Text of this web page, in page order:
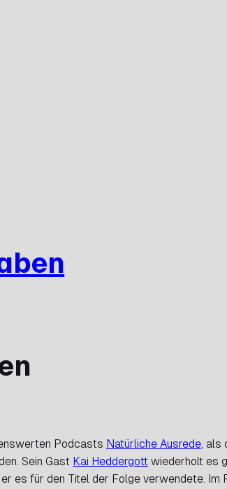
Podcasts Natürliche Ausrede, als
Sein Gast Kai Heddergott wiederholt es
es für den Titel der Folge verwendete. Im